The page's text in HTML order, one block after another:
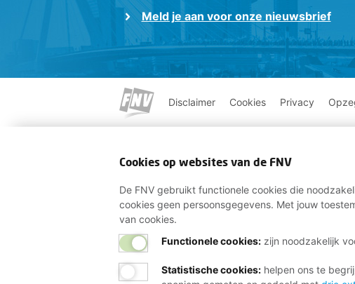
Meld je aan voor onze nieuwsbrief
Disclaimer Cookies Privacy
Cookies op websites van de FNV
De FNV gebruikt functionele cookies die
cookies geen persoonsgegevens. Met jouw
van cookies.
Functionele cookies:zijn noodzakelijk
Statistische cookies: helpen ons te